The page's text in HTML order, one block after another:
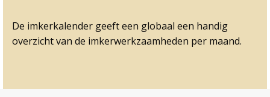
De imkerkalender geeft een globaal een handig
overzicht van de imkerwerkzaamheden per maand.